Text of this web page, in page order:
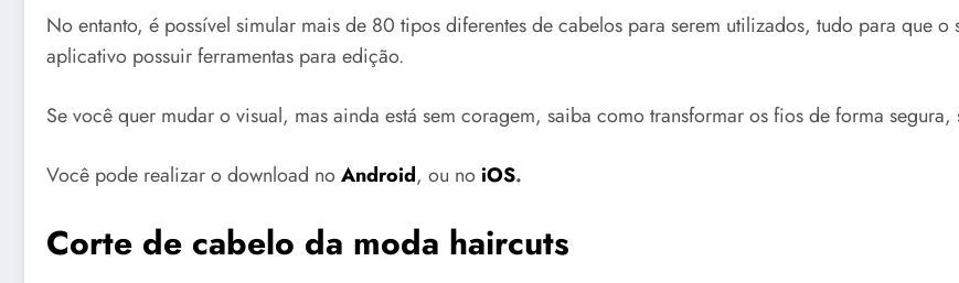
No entanto, é possível simular mais de 80 tipos diferentes de cabelos para serem utilizados, tudo para que
aplicativo possuir ferramentas para edição.
Se você quer mudar o visual, mas ainda está sem coragem, saiba como transformar os fios de forma segura,
Você pode realizar o download noAndroid, ou no iOS.
Corte de cabelo da moda haircuts